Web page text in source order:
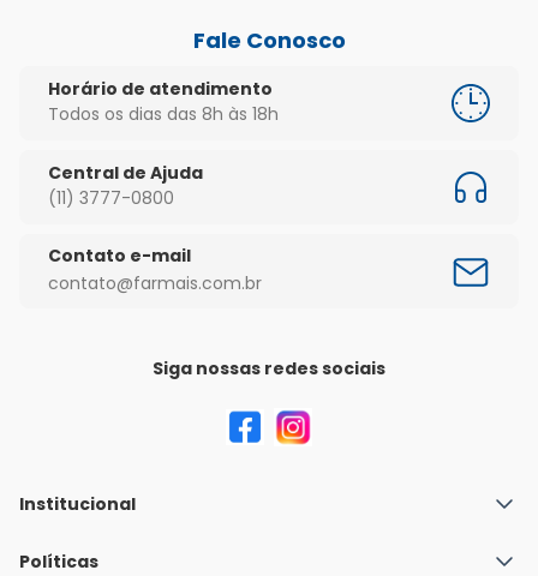
Fale Conosco
Horário de atendimento
Todos os dias das 8h às 18h
Central de Ajuda
(11) 3777-0800
Contato e-mail
contato@farmais.com.br
Siga nossas redes sociais
Institucional
Quem Somos
Políticas